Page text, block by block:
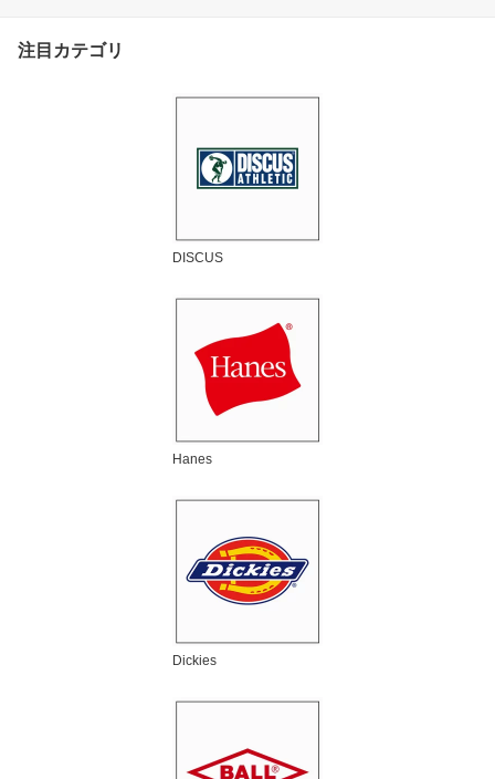
注目カテゴリ
DISCUS
Hanes
Dickies